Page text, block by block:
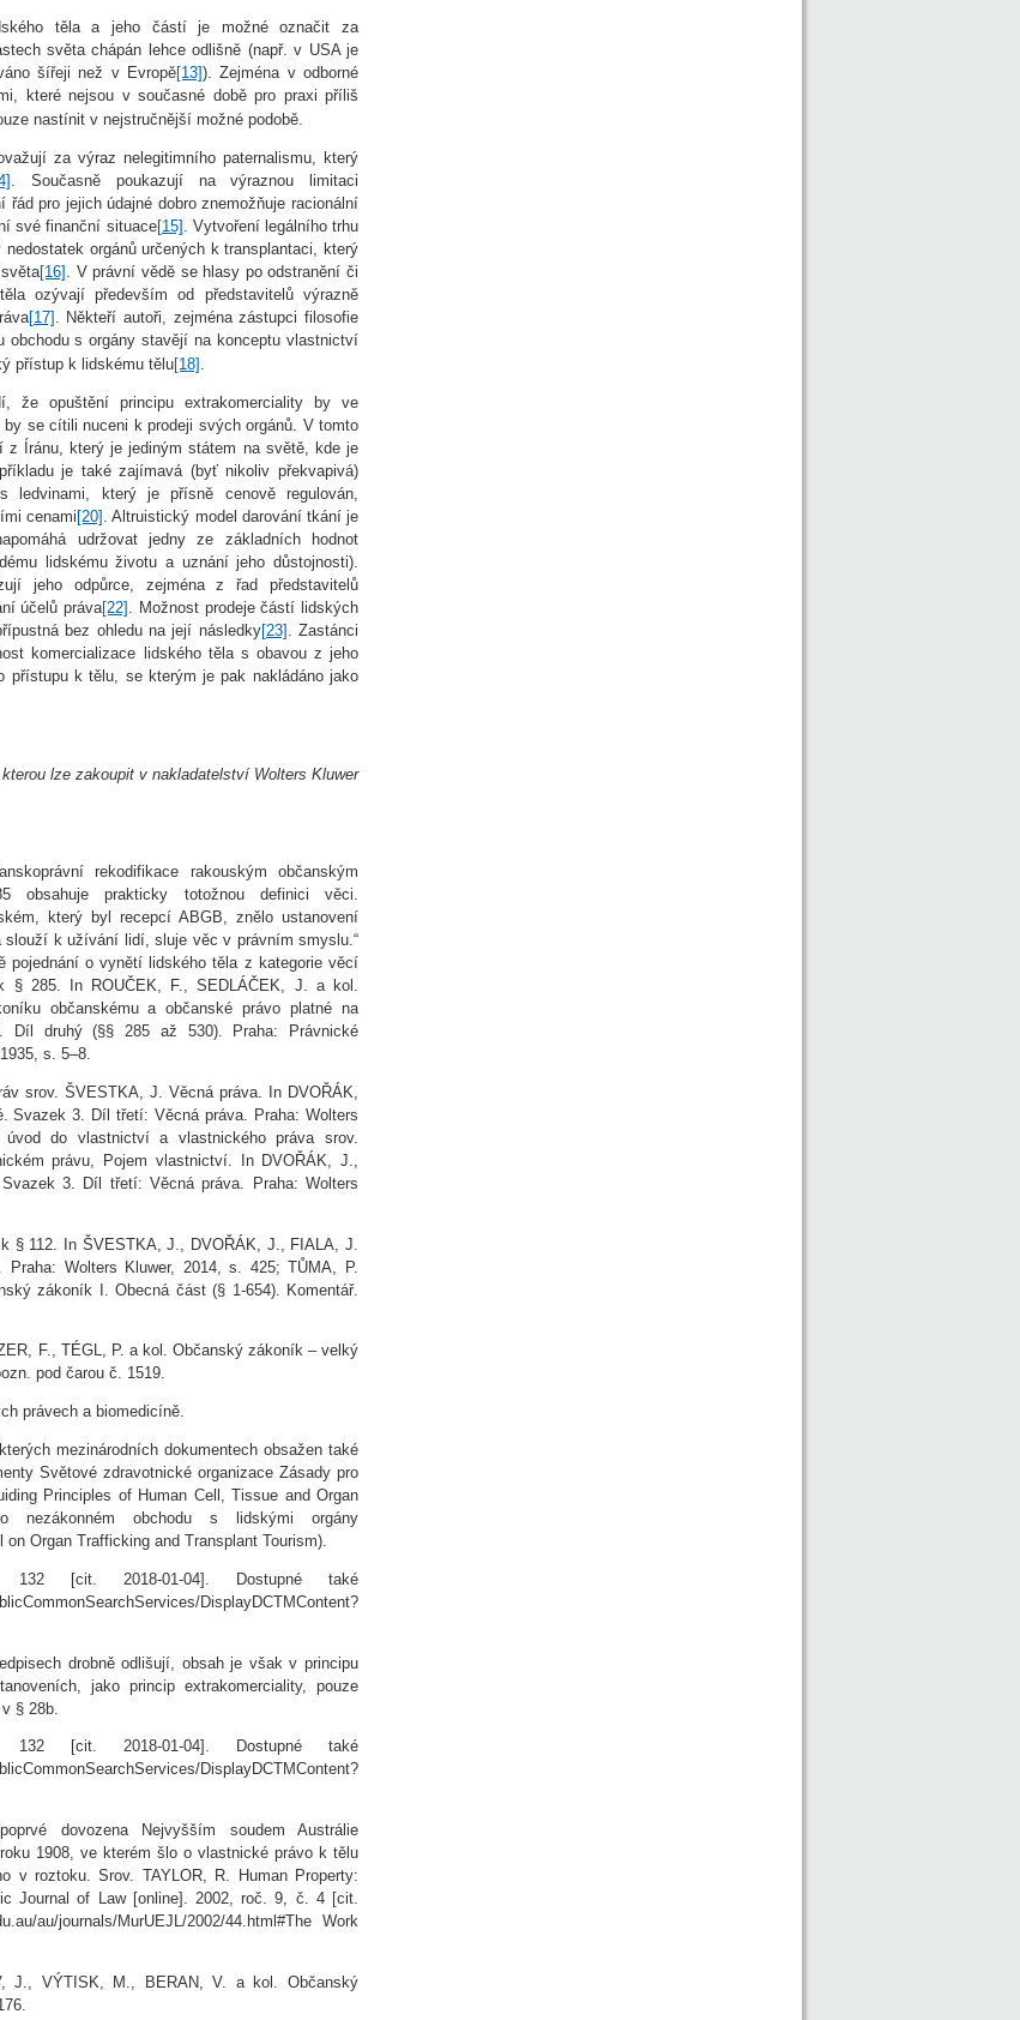
těla a jeho částí je možné označit za
světa chápán lehce odlišně (např. v USA je
šířeji než v Evropě[13]). Zejména v odborné
které nejsou v současné době pro praxi příliš
nastínit v nejstručnější možné podobě.
za výraz nelegitimního paternalismu, který
. Současně poukazují na výraznou limitaci
pro jejich údajné dobro znemožňuje racionální
své finanční situace[15] . Vytvoření legálního trhu
orgánů určených k transplantaci, který
[16]
. V právní vědě se hlasy po odstranění či
ozývají především od představitelů výrazně
[17]
. Někteří autoři, zejména zástupci filosofie
obchodu s orgány stavějí na konceptu vlastnictví
přístup k lidskému tělu[18]
že opuštění principu extrakomerciality by ve
se cítili nuceni k prodeji svých orgánů. V tomto
Íránu, který je jediným státem na světě, kde je
je také zajímavá (byť nikoliv překvapivá)
ledvinami, který je přísně cenově regulován,
cenami[20] . Altruistický model darování tkání je
udržovat jedny ze základních hodnot
lidskému životu a uznání jeho důstojnosti).
jeho odpůrce, zejména z řad představitelů
účelů práva[22]
. Možnost prodeje částí lidských
bez ohledu na její následky[23]
. Zastánci
komercializace lidského těla s obavou z jeho
přístupu k tělu, se kterým je pak nakládáno jako
kterou lze zakoupit v nakladatelství Wolters Kluwer
rekodifikace rakouským občanským
prakticky totožnou definici věci.
který byl recepcí ABGB, znělo ustanovení
slouží k užívání lidí, sluje věc v právním smyslu.“
pojednání o vynětí lidského těla z kategorie věcí
285. In ROUČEK, F., SEDLÁČEK, J. a kol.
občanskému a občanské právo platné na
Díl druhý (§§ 285 až 530). Praha: Právnické
s. 5–8.
srov. ŠVESTKA, J. Věcná práva. In DVOŘÁK,
Svazek 3. Díl třetí: Věcná práva. Praha: Wolters
do vlastnictví a vlastnického práva srov.
právu, Pojem vlastnictví. In DVOŘÁK, J.,
3. Díl třetí: Věcná práva. Praha: Wolters
§ 112. In ŠVESTKA, J., DVOŘÁK, J., FIALA, J.
Wolters Kluwer, 2014, s. 425; TŮMA, P.
zákoník I. Obecná část (§ 1-654). Komentář.
F., TÉGL, P. a kol. Občanský zákoník – velký
pod čarou č. 1519.
právech a biomedicíně.
mezinárodních dokumentech obsažen také
Světové zdravotnické organizace Zásady pro
Principles of Human Cell, Tissue and Organ
nezákonném obchodu s lidskými orgány
Organ Trafficking and Transplant Tourism).
[cit. 2018-01-04]. Dostupné také
DisplayDCTMContent?
drobně odlišují, obsah je však v principu
jako princip extrakomerciality, pouze
§ 28b.
[cit. 2018-01-04]. Dostupné také
DisplayDCTMContent?
dovozena Nejvyšším soudem Austrálie
1908, ve kterém šlo o vlastnické právo k tělu
v roztoku. Srov. TAYLOR, R. Human Property:
Journal of Law [online]. 2002, roč. 9, č. 4 [cit.
au/journals/MurUEJL/2002/44.html#The Work
J., VÝTISK, M., BERAN, V. a kol. Občanský